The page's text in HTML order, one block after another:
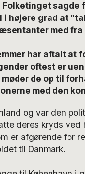
sagde
højere grad at
med fra
har aftalt at
oftest er
de op til
med den
og var den
deres kryds ved
er afgørende for
til Danmark.